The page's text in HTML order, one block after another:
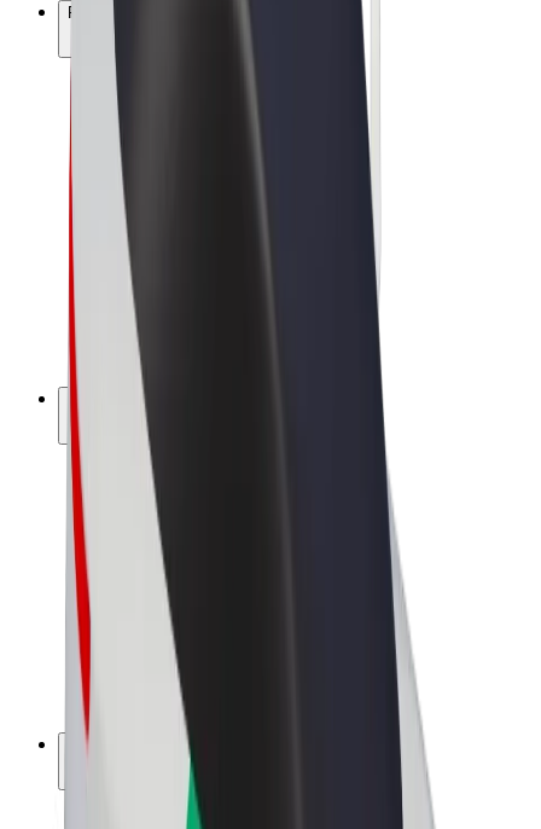
Prodotti
Corse
Monopattini
Bolt Market
Bolt Food
Bolt Drive
Bolt per le aziende
Bicicletta elettrica
Bolt Plus
Collabora con Bolt
Autisti
Ricavi autista
Corriere
Ricavi corriere
Esercenti Bolt Food
Società
Lavora con noi